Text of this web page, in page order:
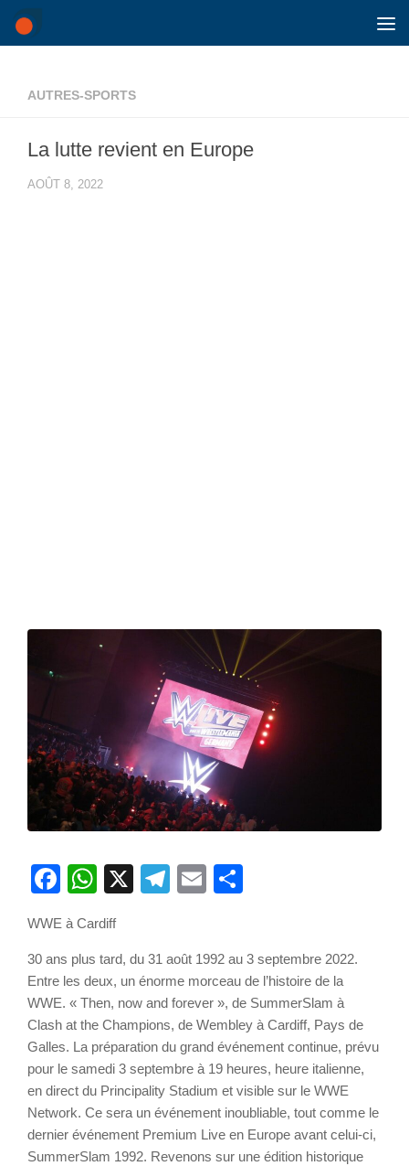
Skip to content
AUTRES-SPORTS
La lutte revient en Europe
AOÛT 8, 2022
Facebook
WhatsApp
X Telegram
Email
WWE à Cardiff
30 ans plus tard, du 31 août 1992 au 3 septembre 2022.
Entre les deux, un énorme morceau de l’histoire de la
WWE. « Then, now and forever », de SummerSlam à
Clash at the Champions, de Wembley à Cardiff, Pays de
Galles. La préparation du grand événement continue, prévu
pour le samedi 3 septembre à 19 heures, heure italienne,
en direct du Principality Stadium et visible sur le WWE
Network. Ce sera un événement inoubliable, tout comme le
dernier événement Premium Live en Europe avant celui-ci,
SummerSlam 1992. Revenons sur une édition historique